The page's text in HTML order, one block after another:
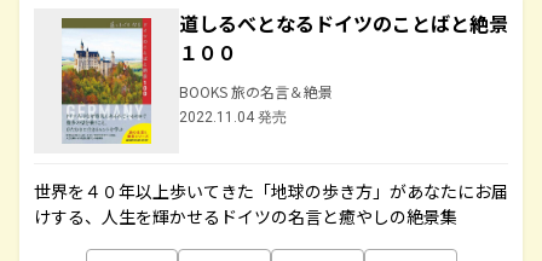
道しるべとなるドイツのことばと絶景
１００
BOOKS 旅の名言＆絶景
2022.11.04 発売
世界を４０年以上歩いてきた「地球の歩き方」があなたにお届
けする、人生を輝かせるドイツの名言と癒やしの絶景集